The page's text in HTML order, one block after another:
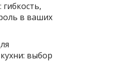
в ваших
выбор